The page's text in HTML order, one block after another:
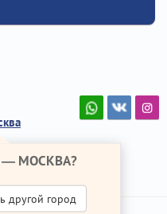
— МОСКВА?
другой город